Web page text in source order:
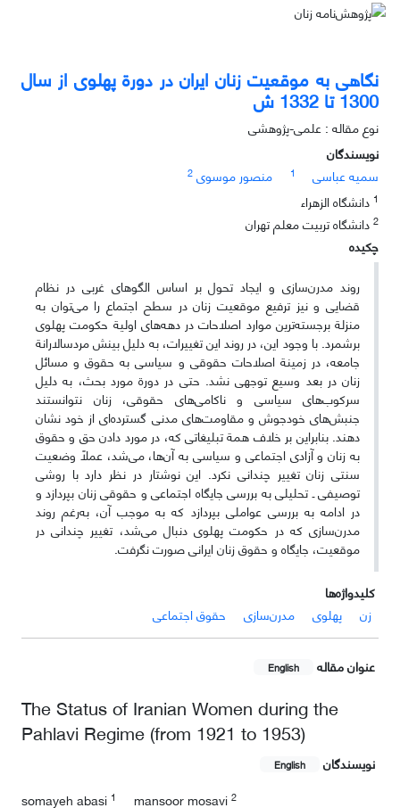
نگاهی به موقعیت زنان ایران در دورة پهلوی از سال
1300 تا 1332 ش
نوع مقاله : علمی-پژوهشی
نویسندگان
سمیه عباسی
1 منصور موسوی 2
1 دانشگاه الزهراء
2 دانشگاه تربیت معلم تهران
چکیده
روند مدرن‌سازی و ایجاد تحول بر اساس الگوهای غربی در نظام
قضایی و نیز ترفیع موقعیت زنان در سطح اجتماع را می‌‌توان به
منزلة برجسته‌‌ترین موارد اصلاحات در دهه‌‌های اولیة حکومت پهلوی
برشمرد. با وجود این، در روند این تغییرات، به دلیل بینش مردسالارانة
جامعه، در زمینة اصلاحات حقوقی و سیاسی به حقوق و مسائل
زنان در بعد وسیع توجهی نشد. حتی در دورة مورد بحث، به دلیل
سرکوب‌‌های سیاسی و ناکامی‌‌های حقوقی، زنان نتوانستند
جنبش‌‌های خودجوش و مقاومت‌‌های مدنی گسترده‌‌ای از خود نشان
دهند. بنابراین بر خلاف همة تبلیغاتی که، در مورد دادن حق و حقوق
به زنان و آزادی اجتماعی و سیاسی به آن‌ها، می‌‌شد، عملاً وضعیت
سنتی زنان تغییر چندانی نکرد. این نوشتار در نظر دارد با روشی
توصیفی ـ تحلیلی به بررسی جایگاه اجتماعی و حقوقی زنان بپردازد و
در ادامه به بررسی عواملی بپردازد که به موجب آن، به‌‌رغم روند
مدرن‌سازی که در حکومت پهلوی دنبال می‌‌شد، تغییر چندانی در
موقعیت، جایگاه و حقوق زنان ایرانی صورت نگرفت.
کلیدواژه‌ها
زن
پهلوی مدرن‌سازی حقوق اجتماعی
عنوان مقاله English
The Status of Iranian Women during the
Pahlavi Regime (from 1921 to 1953)
نویسندگان English
somayeh abasi 1 mansoor mosavi 2